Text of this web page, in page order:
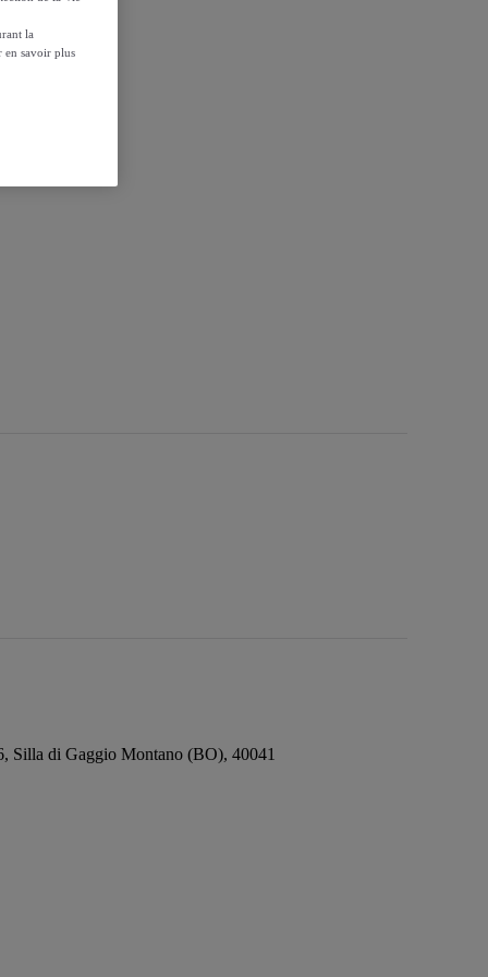
Silla di Gaggio Montano (BO), 40041
la
en savoir plus